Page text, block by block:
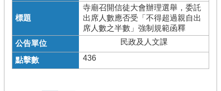
寺廟召開信徒大會辦理選舉，委託
出席人數應否受「不得超過親自出
席人數之半數」強制規範函釋
民政及人文課
436